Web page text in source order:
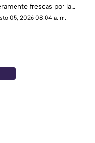
agosto frescas por la
y calor en el día; el
05, 2026 08:04 a. m.